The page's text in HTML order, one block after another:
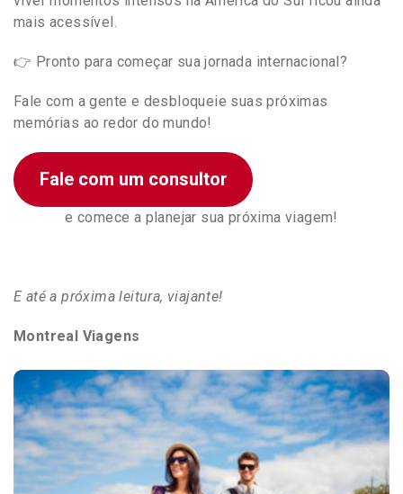
mais acessível.
👉 Pronto para começar sua jornada internacional?
Fale com a gente e desbloqueie suas próximas
memórias ao redor do mundo!
Fale com um consultor
e comece a planejar sua próxima viagem!
E até a próxima leitura, viajante!
Montreal Viagens